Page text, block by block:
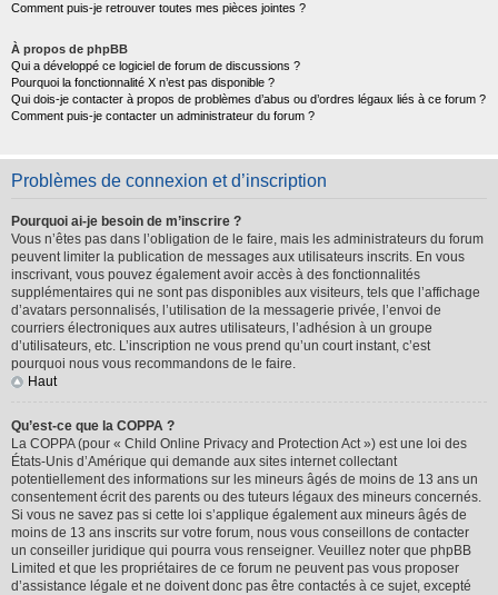
Comment puis-je retrouver toutes mes pièces jointes ?
À propos de phpBB
Qui a développé ce logiciel de forum de discussions ?
Pourquoi la fonctionnalité X n’est pas disponible ?
Qui dois-je contacter à propos de problèmes d’abus ou d’ordres légaux liés à ce forum ?
Comment puis-je contacter un administrateur du forum ?
Problèmes de connexion et d’inscription
Pourquoi ai-je besoin de m’inscrire ?
Vous n’êtes pas dans l’obligation de le faire, mais les administrateurs du forum
peuvent limiter la publication de messages aux utilisateurs inscrits. En vous
inscrivant, vous pouvez également avoir accès à des fonctionnalités
supplémentaires qui ne sont pas disponibles aux visiteurs, tels que l’affichage
d’avatars personnalisés, l’utilisation de la messagerie privée, l’envoi de
courriers électroniques aux autres utilisateurs, l’adhésion à un groupe
d’utilisateurs, etc. L’inscription ne vous prend qu’un court instant, c’est
pourquoi nous vous recommandons de le faire.
Haut
Qu’est-ce que la COPPA ?
La COPPA (pour « Child Online Privacy and Protection Act ») est une loi des
États-Unis d’Amérique qui demande aux sites internet collectant
potentiellement des informations sur les mineurs âgés de moins de 13 ans un
consentement écrit des parents ou des tuteurs légaux des mineurs concernés.
Si vous ne savez pas si cette loi s’applique également aux mineurs âgés de
moins de 13 ans inscrits sur votre forum, nous vous conseillons de contacter
un conseiller juridique qui pourra vous renseigner. Veuillez noter que phpBB
Limited et que les propriétaires de ce forum ne peuvent pas vous proposer
d’assistance légale et ne doivent donc pas être contactés à ce sujet, excepté